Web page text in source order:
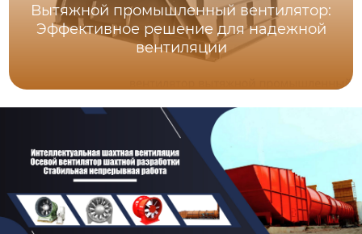
Вытяжной промышленный вентилятор:
Эффективное решение для надежной
вентиляции